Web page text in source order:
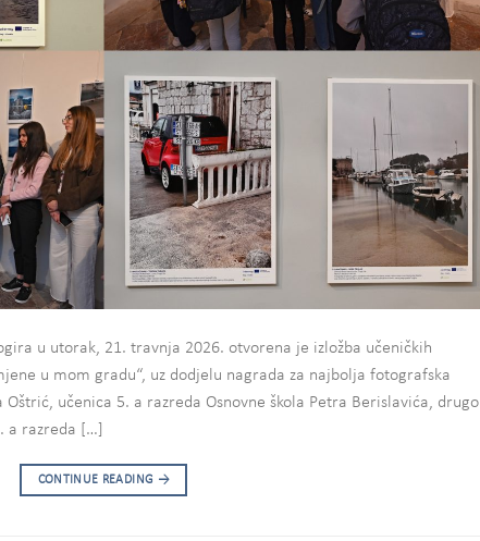
u utorak, 21. travnja 2026. otvorena je izložba učeničkih
u mom gradu“, uz dodjelu nagrada za najbolja fotografska
učenica 5. a razreda Osnovne škola Petra Berislavića, drugo
a razreda […]
CONTINUE READING →